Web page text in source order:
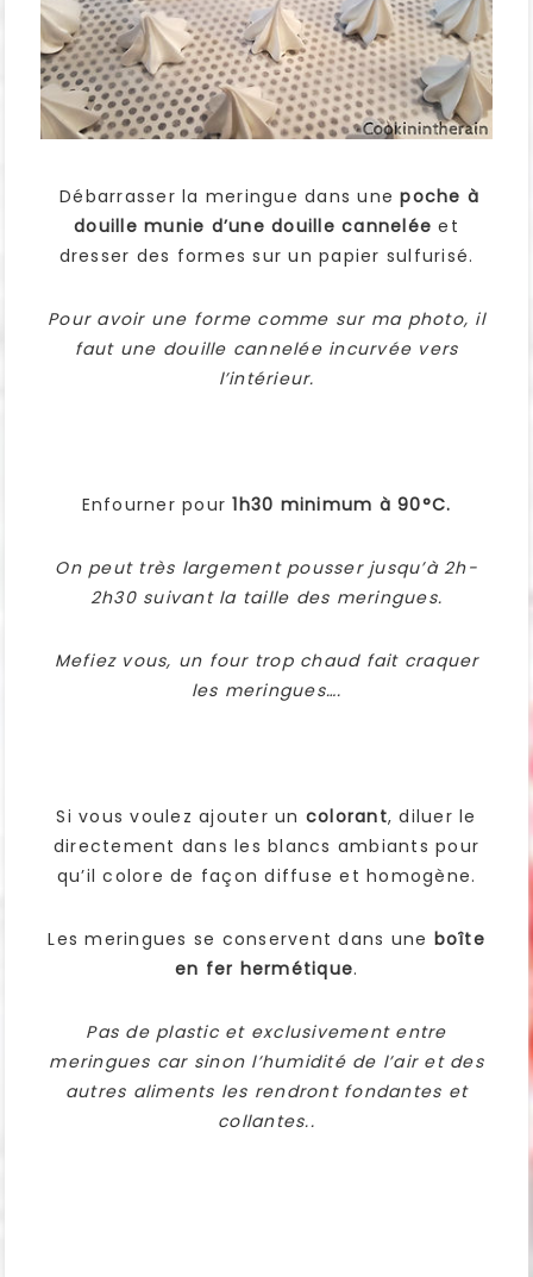
Débarrasser la meringue dans unepoche à
douille munie d’une douille cannelée et
dresser des formes sur un papier sulfurisé.
Pour avoir une forme comme sur ma photo, il
faut une douille cannelée incurvée vers
l’intérieur.
Enfourner pour1h30 minimum à 90°C.
On peut très largement pousser jusqu’à 2h-
2h30 suivant la taille des meringues.
Mefiez vous, un four trop chaud fait craquer
les meringues….
Si vous voulez ajouter un colorant, diluer le
directement dans les blancs ambiants pour
qu’il colore de façon diffuse et homogène.
Les meringues se conservent dans une boîte
en fer hermétique.
Pas de plastic et exclusivement entre
meringues car sinon l’humidité de l’air et des
autres aliments les rendront fondantes et
collantes..